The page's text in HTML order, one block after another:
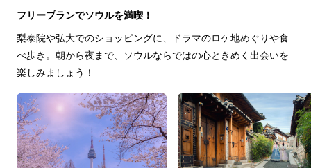
フリープランでソウルを満喫！
梨泰院や弘大でのショッピングに、ドラマのロケ地めぐりや食
べ歩き。朝から夜まで、ソウルならではの心ときめく出会いを
楽しみましょう！